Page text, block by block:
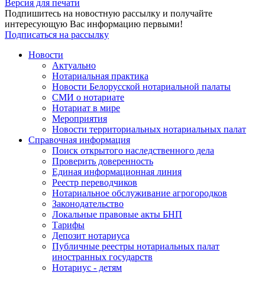
Версия для печати
Подпишитесь на новостную рассылку и получайте
интересующую Вас информацию первыми!
Подписаться на рассылку
Новости
Актуально
Нотариальная практика
Новости Белорусской нотариальной палаты
СМИ о нотариате
Нотариат в мире
Мероприятия
Новости территориальных нотариальных палат
Справочная информация
Поиск открытого наследственного дела
Проверить доверенность
Единая информационная линия
Реестр переводчиков
Нотариальное обслуживание агрогородков
Законодательство
Локальные правовые акты БНП
Тарифы
Депозит нотариуса
Публичные реестры нотариальных палат
иностранных государств
Нотариус - детям